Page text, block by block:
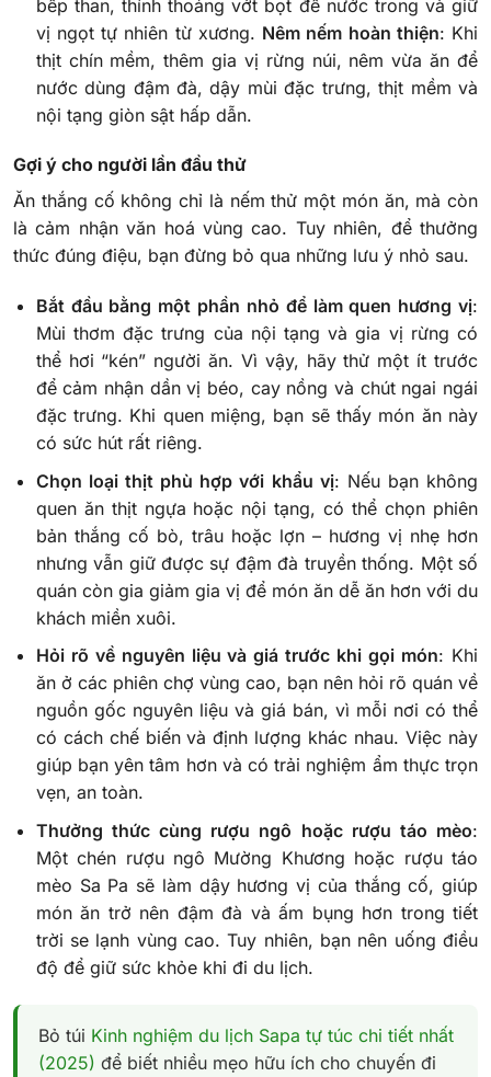
bếp than, thỉnh thoảng vớt bọt để nước trong và giữ
vị ngọt tự nhiên từ xương. Nêm nếm hoàn thiện: Khi
thịt chín mềm, thêm gia vị rừng núi, nêm vừa ăn để
nước dùng đậm đà, dậy mùi đặc trưng, thịt mềm và
nội tạng giòn sật hấp dẫn.
Gợi ý cho người lần đầu thử
Ăn thắng cố không chỉ là nếm thử một món ăn, mà còn
là cảm nhận văn hoá vùng cao. Tuy nhiên, để thưởng
thức đúng điệu, bạn đừng bỏ qua những lưu ý nhỏ sau.
Bắt đầu bằng một phần nhỏ để làm quen hương vị:
Mùi thơm đặc trưng của nội tạng và gia vị rừng có
thể hơi “kén” người ăn. Vì vậy, hãy thử một ít trước
để cảm nhận dần vị béo, cay nồng và chút ngai ngái
đặc trưng. Khi quen miệng, bạn sẽ thấy món ăn này
có sức hút rất riêng.
Chọn loại thịt phù hợp với khẩu vị: Nếu bạn không
quen ăn thịt ngựa hoặc nội tạng, có thể chọn phiên
bản thắng cố bò, trâu hoặc lợn – hương vị nhẹ hơn
nhưng vẫn giữ được sự đậm đà truyền thống. Một số
quán còn gia giảm gia vị để món ăn dễ ăn hơn với du
khách miền xuôi.
Hỏi rõ về nguyên liệu và giá trước khi gọi món: Khi
ăn ở các phiên chợ vùng cao, bạn nên hỏi rõ quán về
nguồn gốc nguyên liệu và giá bán, vì mỗi nơi có thể
có cách chế biến và định lượng khác nhau. Việc này
giúp bạn yên tâm hơn và có trải nghiệm ẩm thực trọn
vẹn, an toàn.
Thưởng thức cùng rượu ngô hoặc rượu táo mèo:
Một chén rượu ngô Mường Khương hoặc rượu táo
mèo Sa Pa sẽ làm dậy hương vị của thắng cố, giúp
món ăn trở nên đậm đà và ấm bụng hơn trong tiết
trời se lạnh vùng cao. Tuy nhiên, bạn nên uống điều
độ để giữ sức khỏe khi đi du lịch.
Bỏ túi Kinh nghiệm du lịch Sapa tự túc chi tiết nhất
(2025) để biết nhiều mẹo hữu ích cho chuyến đi